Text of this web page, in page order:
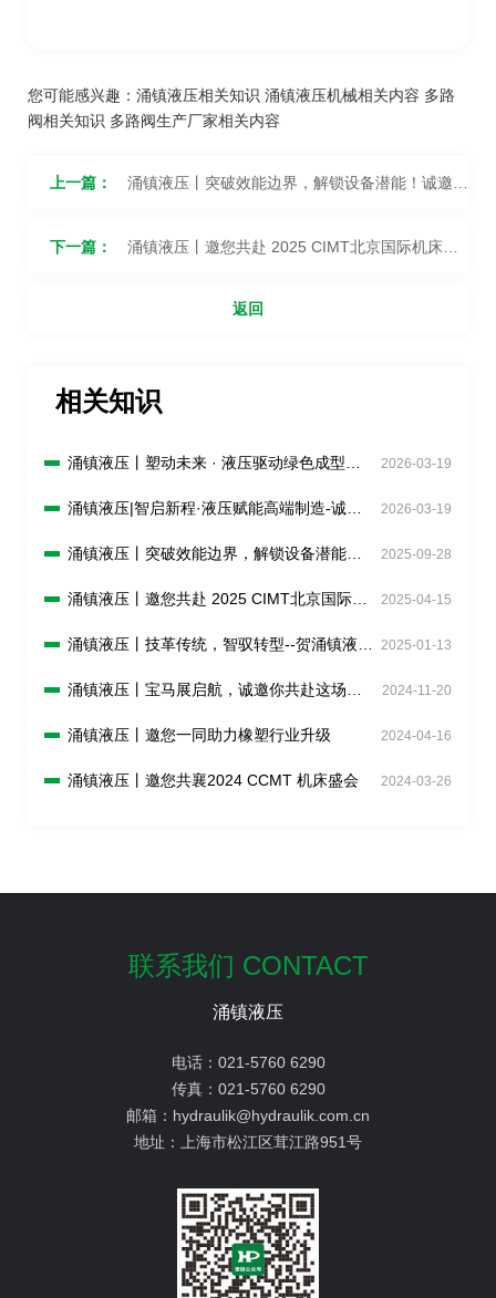
您可能感兴趣： 涌镇液压相关知识 涌镇液压机械相关内容 多路
阀相关知识 多路阀生产厂家相关内容
上一篇： 涌镇液压丨突破效能边界，解锁设备潜能！诚邀您
共赴2025上海PTC ASIA动力展（10.28-10.31）
下一篇： 涌镇液压丨邀您共赴 2025 CIMT北京国际机床盛
返回
相关知识
涌镇液压丨塑动未来 · 液压驱动绿色成型
（04.21-04.24）
2026-03-19
涌镇液压|智启新程·液压赋能高端制造-诚邀
2026-03-19
涌镇液压丨突破效能边界，解锁设备潜能！
（10.28-10.31）
2025-09-28
涌镇液压丨邀您共赴 2025 CIMT北京国际机
2025-04-15
涌镇液压丨技革传统，智驭转型--贺涌镇液压
2025-01-13
涌镇液压丨宝马展启航，诚邀你共赴这场说
2024-11-20
涌镇液压丨邀您一同助力橡塑行业升级 2024-04-16
涌镇液压丨邀您共襄2024 CCMT 机床盛会 2024-03-26
联系我们 CONTACT
涌镇液压
电话： 021-5760 6290
传真： 021-5760 6290
邮箱： hydraulik@hydraulik.com.cn
地址：
上海市松江区茸江路951号